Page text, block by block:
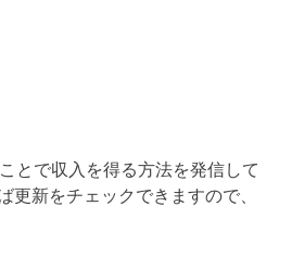
とで収入を得る方法を発信して
更新をチェックできますので、